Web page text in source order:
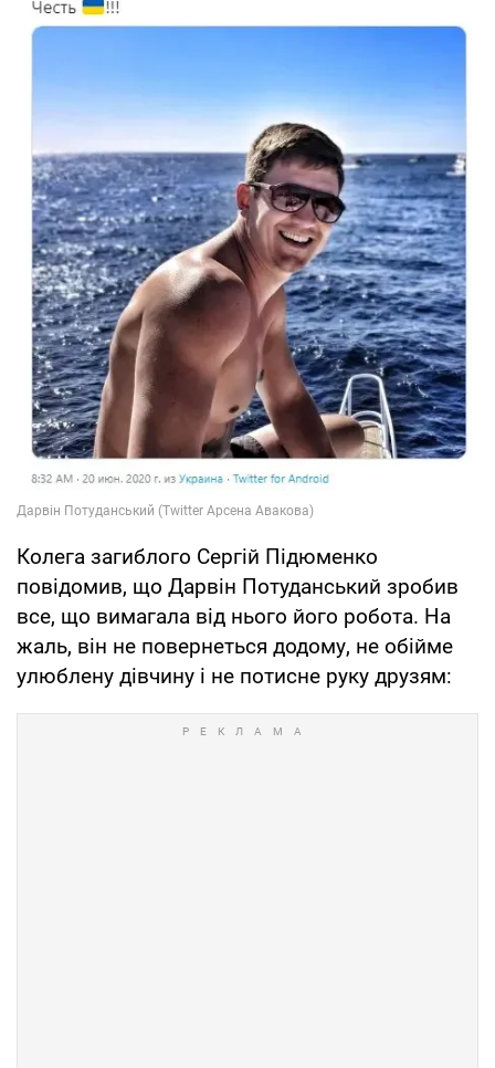
Колега загиблого Сергій Підюменко
повідомив, що Дарвін Потуданський зробив
все, що вимагала від нього його робота. На
жаль, він не повернеться додому, не обійме
улюблену дівчину і не потисне руку друзям: